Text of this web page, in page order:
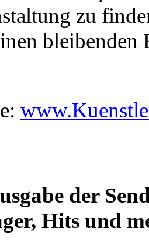
zu
bleibenden
der
Hits und